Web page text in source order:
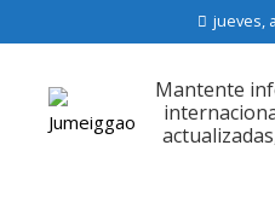
jueves,
Mantente